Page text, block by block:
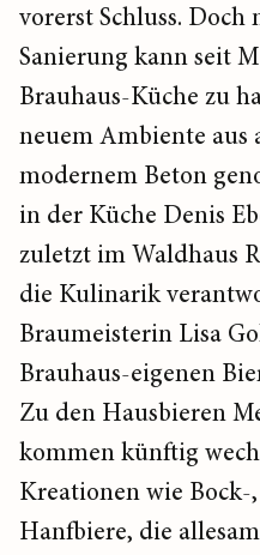
vorerst Schluss. Doch
Sanierung kann seit
Brauhaus-Küche zu
neuem Ambiente
modernem Beton
in der Küche Denis
zuletzt im Waldhaus
die Kulinarik
Braumeisterin Lisa
Brauhaus-eigenen
Zu den Hausbieren
kommen künftig
Kreationen wie Bock-
Hanfbiere, die